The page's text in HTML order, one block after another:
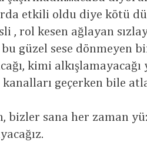
etkili oldu diye kötü
, rol kesen ağlayan
güzel sese dönmeyen
kimi
kanalları geçerken bile
bizler sana her zaman